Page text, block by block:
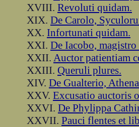
XVIII. Revoluti quidam.
XIX. De Carolo,
XX. Infortunati quidam.
XXI. De Iacobo,
XXII. Auctor patientiam
XXIII. Queruli plures.
XIV. De Gualterio,
XXV. Excusatio auctoris
XXVI. De Phylippa
XXVII. Pauci flentes et